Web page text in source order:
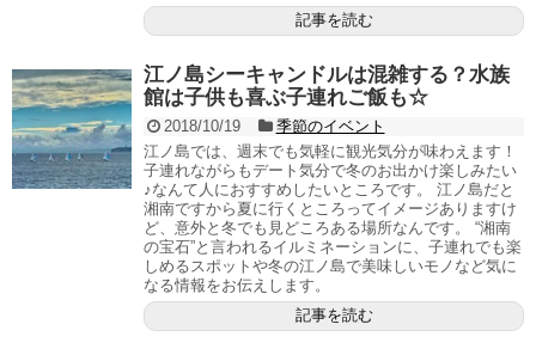
記事を読む
江ノ島シーキャンドルは混雑する？水族
館は子供も喜ぶ子連れご飯も☆
2018/10/19
季節のイベント
江ノ島では、週末でも気軽に観光気分が味わえます！
子連れながらもデート気分で冬のお出かけ楽しみたい
♪なんて人におすすめしたいところです。 江ノ島だと
湘南ですから夏に行くところってイメージありますけ
ど、意外と冬でも見どころある場所なんです。 “湘南
の宝石”と言われるイルミネーションに、子連れでも楽
しめるスポットや冬の江ノ島で美味しいモノなど気に
なる情報をお伝えします。
記事を読む